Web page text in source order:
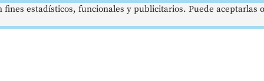
estadísticos, funcionales y publicitarios. Puede aceptarlas